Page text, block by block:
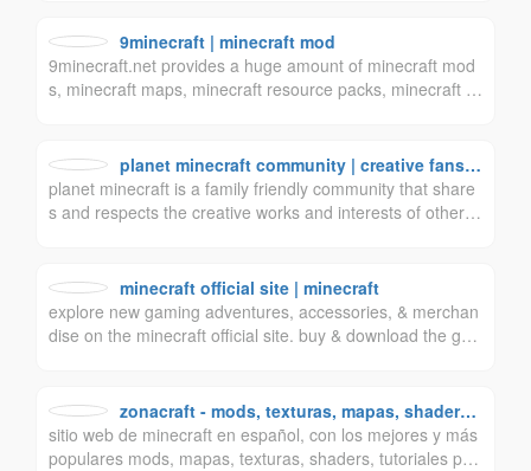
9minecraft | minecraft mod
9minecraft.net provides a huge amount of minecraft mod
s, minecraft maps, minecraft resource packs, minecraft d
planet minecraft community | creative fansit
e for everything minecraft!
planet minecraft is a family friendly community that share
s and respects the creative works and interests of others.
ers from around the world that love the game of minecraf
t.
minecraft official site | minecraft
explore new gaming adventures, accessories, & merchan
dise on the minecraft official site. buy & download the ga
zonacraft - mods, texturas, mapas, shaders
para minecraft
sitio web de minecraft en español, con los mejores y más
populares mods, mapas, texturas, shaders, tutoriales par